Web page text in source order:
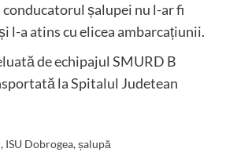
șalupei nu l-ar fi
l-a atins cu elicea ambarcațiunii.
de echipajul SMURD B
la Spitalul Judetean
, ISU Dobrogea,șalupă